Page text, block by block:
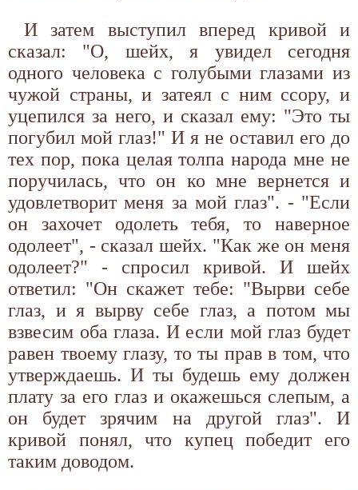
И затем выступил вперед кривой и
сказал: "О, шейх, я увидел сегодня
одного человека с голубыми глазами из
чужой страны, и затеял с ним ссору, и
уцепился за него, и сказал ему: "Это ты
погубил мой глаз!" И я не оставил его до
тех пор, пока целая толпа народа мне не
поручилась, что он ко мне вернется и
удовлетворит меня за мой глаз". - "Если
он захочет одолеть тебя, то наверное
одолеет", - сказал шейх. "Как же он меня
одолеет?" - спросил кривой. И шейх
ответил: "Он скажет тебе: "Вырви себе
глаз, и я вырву себе глаз, а потом мы
взвесим оба глаза. И если мой глаз будет
равен твоему глазу, то ты прав в том, что
утверждаешь. И ты будешь ему должен
плату за его глаз и окажешься слепым, а
он будет зрячим на другой глаз". И
кривой понял, что купец победит его
таким доводом.